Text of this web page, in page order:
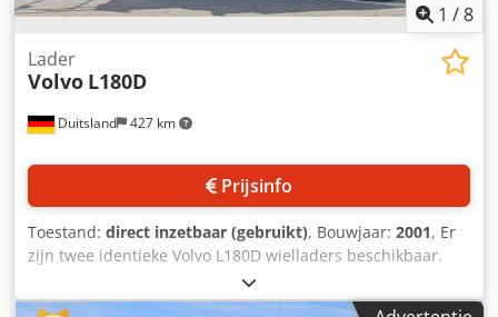
1 /8
Duitsland 427 km
Lader
Volvo L180D
Prijsinfo
Toestand: direct inzetbaar (gebruikt), Bouwjaar: 2001, Er
zijn twee identieke Volvo L180D wielladers beschikbaar.
Draaiuren: ca. 30.000 uur. Gewicht: 32,7 ton. Motortype:
Volvo TD 122 KHE. Nominaal toerental: 2100/min.